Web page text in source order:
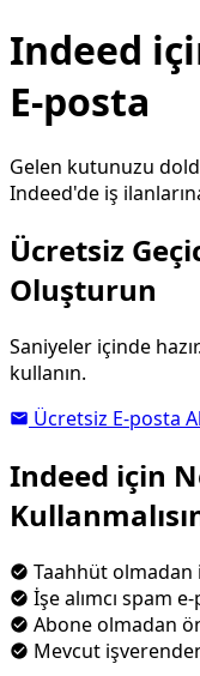
Indeed
E-posta
Gelen kutunuzu
Indeed'de iş
Ücretsiz
Oluşturun
Saniyeler içinde
kullanın.
Ücretsiz E-posta Al
Indeed için
Taahhüt olmadan
İşe alımcı spam
Abone olmadan
Mevcut